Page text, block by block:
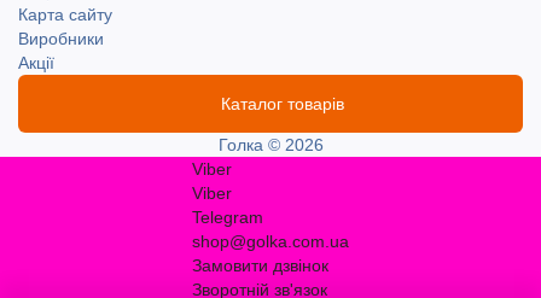
Карта сайту
Виробники
Акції
Каталог товарів
Голка © 2026
Viber
Viber
Telegram
shop@golka.com.ua
Замовити дзвінок
Зворотній зв'язок